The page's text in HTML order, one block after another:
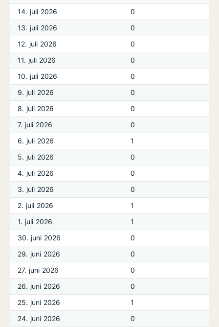
14. juli 2026
0
13. juli 2026
0
12. juli 2026
0
11. juli 2026
0
10. juli 2026
0
9. juli 2026
0
8. juli 2026
0
7. juli 2026
0
6. juli 2026
1
5. juli 2026
0
4. juli 2026
0
3. juli 2026
0
2. juli 2026
1
1. juli 2026
1
30. juni 2026
0
29. juni 2026
0
27. juni 2026
0
26. juni 2026
0
25. juni 2026
1
24. juni 2026
0